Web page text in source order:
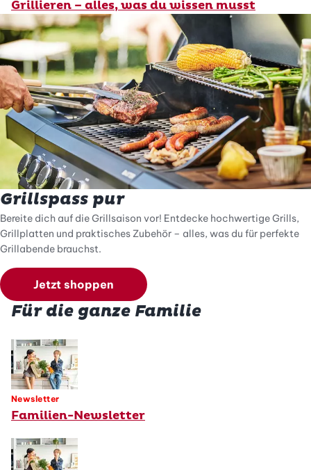
Grillieren – alles, was du wissen musst
Grillspass pur
Bereite dich auf die Grillsaison vor! Entdecke hochwertige Grills,
Grillplatten und praktisches Zubehör – alles, was du für perfekte
Grillabende brauchst.
Jetzt shoppen
Für die ganze Familie
Newsletter
Familien-Newsletter